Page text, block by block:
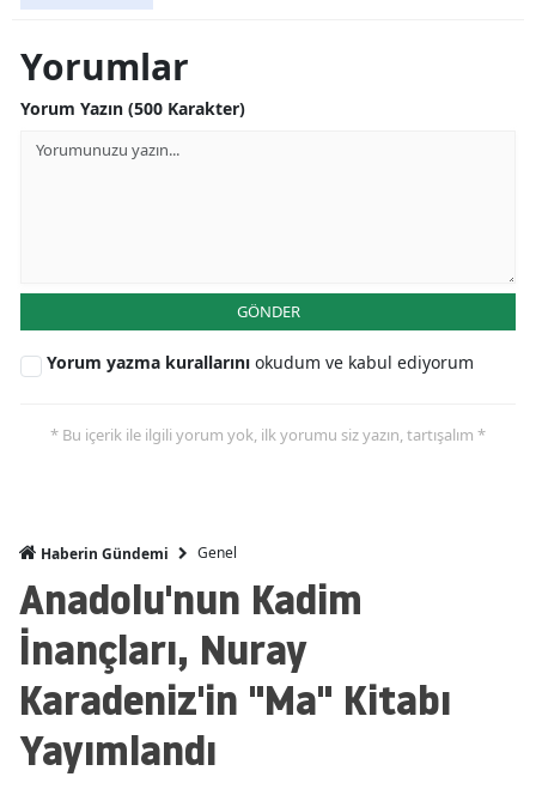
Yorumlar
Yorum Yazın (500 Karakter)
GÖNDER
Yorum yazma kurallarını okudum ve kabul ediyorum
* Bu içerik ile ilgili yorum yok, ilk yorumu siz yazın, tartışalım *
Haberin Gündemi Genel
Anadolu'nun Kadim
İnançları, Nuray
Karadeniz'in "Ma" Kitabı
Yayımlandı